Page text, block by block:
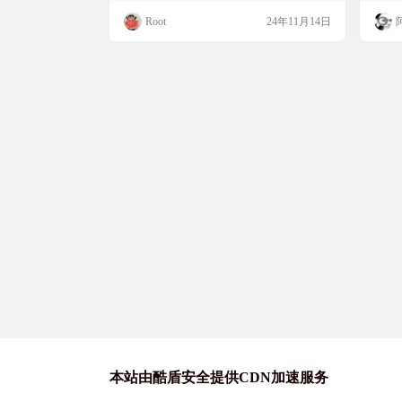
定义数字人的形象和声音，操作起来简单方
便，适合对语音交互感兴趣的开发者和研究
Root 24年11月14日
电脑
块，
本站由酷盾安全提供CDN加速服务